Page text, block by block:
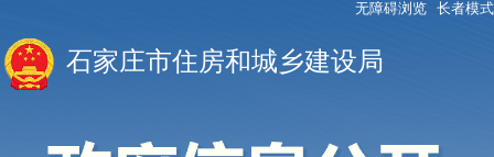
无障碍浏览 长者模式
石家庄市住房和城乡建设局